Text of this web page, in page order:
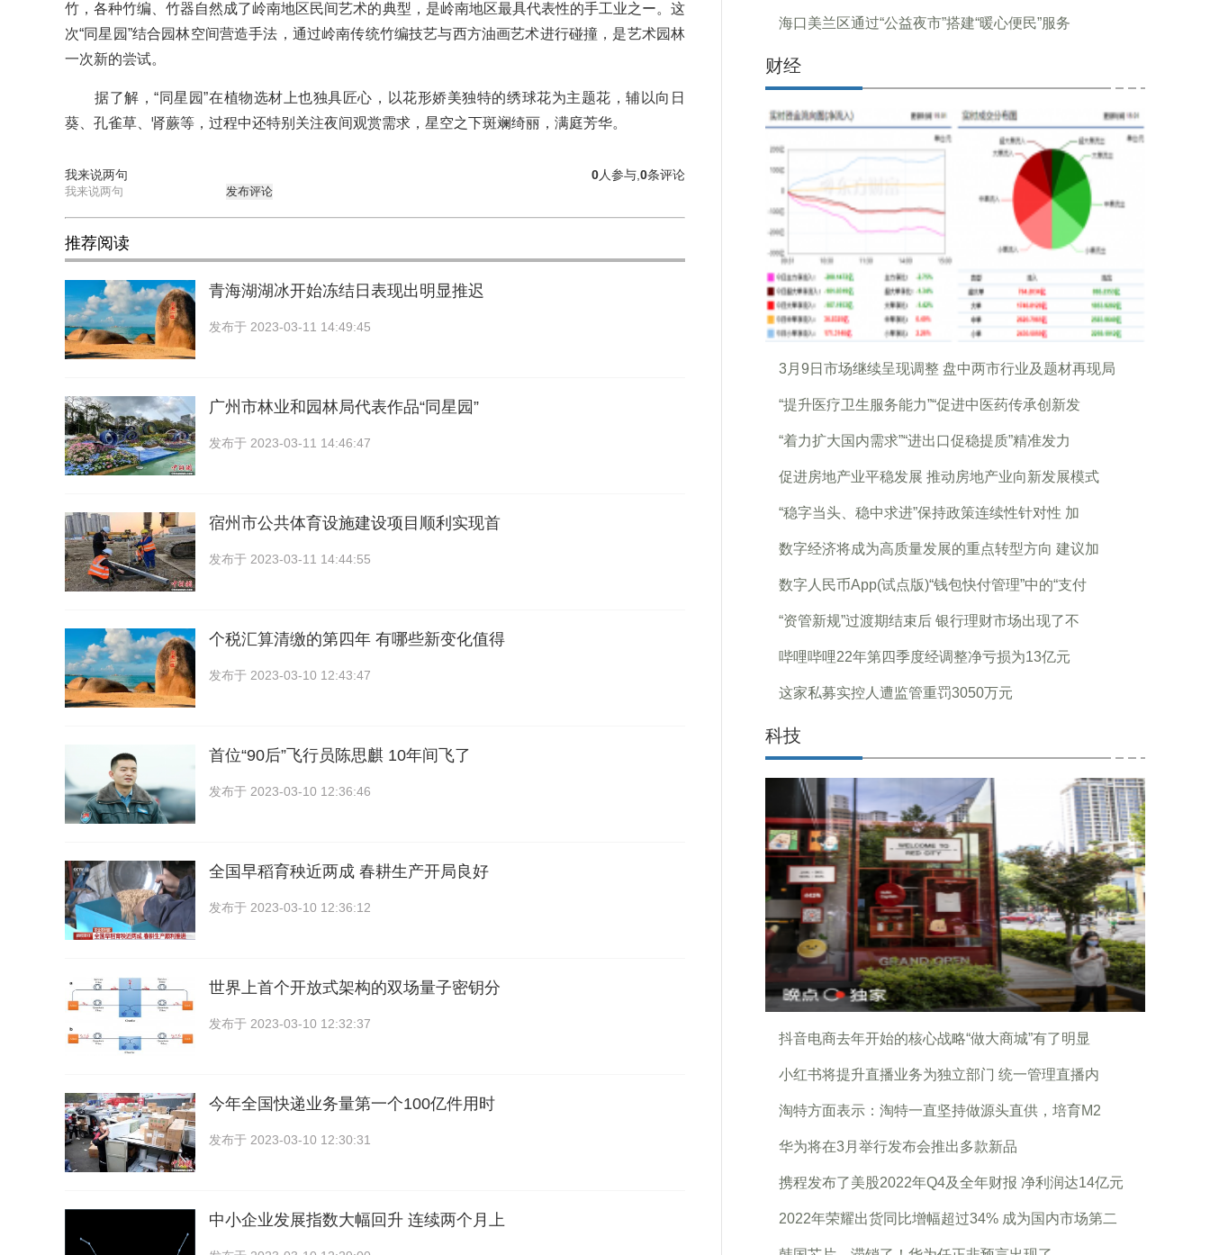
竹，各种竹编、竹器自然成了岭南地区民间艺术的典型，是岭南地区最具代表性的手工业之ー。这
次“同星园”结合园林空间营造手法，通过岭南传统竹编技艺与西方油画艺术进行碰撞，是艺术园林
一次新的尝试。
据了解，“同星园”在植物选材上也独具匠心，以花形娇美独特的绣球花为主题花，辅以向日
葵、孔雀草、肾蕨等，过程中还特别关注夜间观赏需求，星空之下斑斓绮丽，满庭芳华。
我来说两句 0条评论
0人参与,
发布评论
推荐阅读
青海湖湖冰开始冻结日表现出明显推迟
发布于 2023-03-11 14:49:45
广州市林业和园林局代表作品“同星园”
发布于 2023-03-11 14:46:47
宿州市公共体育设施建设项目顺利实现首
发布于 2023-03-11 14:44:55
个税汇算清缴的第四年 有哪些新变化值得
发布于 2023-03-10 12:43:47
首位“90后”飞行员陈思麒 10年间飞了
发布于 2023-03-10 12:36:46
全国早稻育秧近两成 春耕生产开局良好
发布于 2023-03-10 12:36:12
世界上首个开放式架构的双场量子密钥分
发布于 2023-03-10 12:32:37
今年全国快递业务量第一个100亿件用时
发布于 2023-03-10 12:30:31
中小企业发展指数大幅回升 连续两个月上
海口美兰区通过“公益夜市”搭建“暖心便民”服务
财经
3月9日市场继续呈现调整 盘中两市行业及题材再现局
“提升医疗卫生服务能力”“促进中医药传承创新发
“着力扩大国内需求”“进出口促稳提质”精准发力
促进房地产业平稳发展 推动房地产业向新发展模式
“稳字当头、稳中求进”保持政策连续性针对性 加
数字经济将成为高质量发展的重点转型方向 建议加
数字人民币App(试点版)“钱包快付管理”中的“支付
“资管新规”过渡期结束后 银行理财市场出现了不
哔哩哔哩22年第四季度经调整净亏损为13亿元
这家私募实控人遭监管重罚3050万元
科技
抖音电商去年开始的核心战略“做大商城”有了明显
小红书将提升直播业务为独立部门 统一管理直播内
淘特方面表示：淘特一直坚持做源头直供，培育M2
华为将在3月举行发布会推出多款新品
携程发布了美股2022年Q4及全年财报 净利润达14亿元
2022年荣耀出货同比增幅超过34% 成为国内市场第二